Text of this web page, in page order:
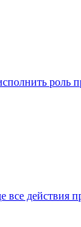
все действия